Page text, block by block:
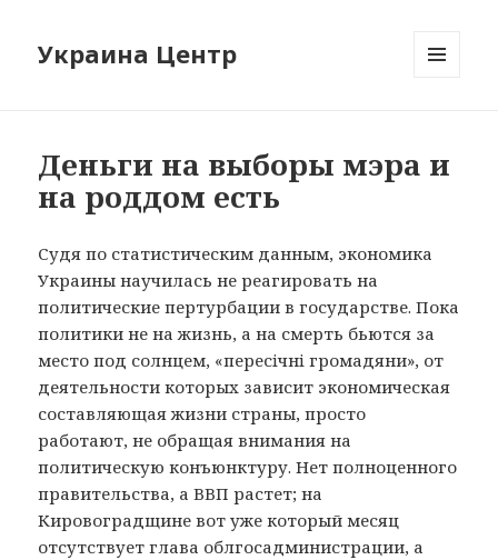
Украина Центр
Деньги на выборы мэра и
на роддом есть
Судя по статистическим данным, экономика
Украины научилась не реагировать на
политические пертурбации в государстве. Пока
политики не на жизнь, а на смерть бьются за
место под солнцем, «пересiчнi громадяни», от
деятельности которых зависит экономическая
составляющая жизни страны, просто
работают, не обращая внимания на
политическую конъюнктуру. Нет полноценного
правительства, а ВВП растет; на
Кировоградщине вот уже который месяц
отсутствует глава облгосадминистрации, а